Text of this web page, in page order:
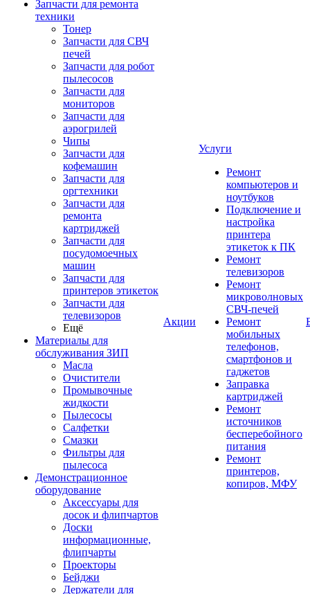
Запчасти для ремонта
техники
Тонер
Запчасти для СВЧ
печей
Запчасти для робот
пылесосов
Запчасти для
мониторов
Запчасти для
аэрогрилей
Чипы
Запчасти для
кофемашин
Запчасти для
оргтехники
Запчасти для
ремонта
картриджей
Запчасти для
посудомоечных
машин
Запчасти для
принтеров этикеток
Запчасти для
телевизоров
Ещё
Материалы для
обслуживания ЗИП
Масла
Очистители
Промывочные
жидкости
Пылесосы
Салфетки
Смазки
Фильтры для
пылесоса
Демонстрационное
оборудование
Аксессуары для
досок и флипчартов
Доски
информационные,
флипчарты
Проекторы
Бейджи
Держатели для
Акции
Услуги
Ремонт
компьютеров и
ноутбуков
Подключение и
настройка
принтера
этикеток к ПК
Ремонт
телевизоров
Ремонт
микроволновых
СВЧ-печей
Ремонт
мобильных
телефонов,
смартфонов и
гаджетов
Заправка
картриджей
Ремонт
источников
бесперебойного
питания
Ремонт
принтеров,
копиров, МФУ